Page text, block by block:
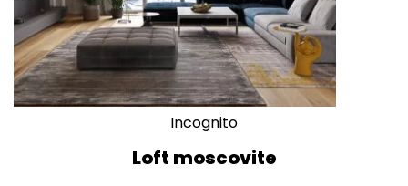
Incognito
Loft moscovite